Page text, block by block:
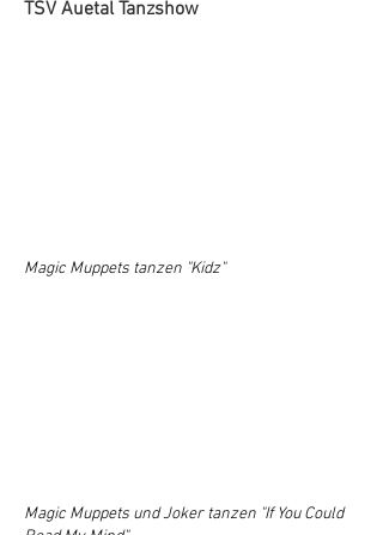
TSV Auetal Tanzshow
Magic Muppets tanzen "Kidz"
Magic Muppets und Joker tanzen "If You Could